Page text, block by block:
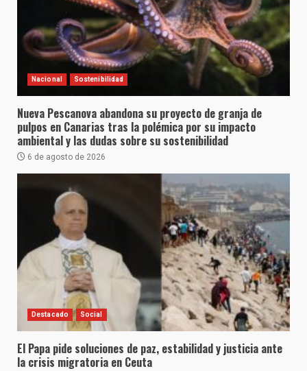
Nacional Sostenibilidad
Nueva Pescanova abandona su proyecto de granja de
pulpos en Canarias tras la polémica por su impacto
ambiental y las dudas sobre su sostenibilidad
6 de agosto de 2026
Destacado Social
El Papa pide soluciones de paz, estabilidad y justicia ante
la crisis migratoria en Ceuta